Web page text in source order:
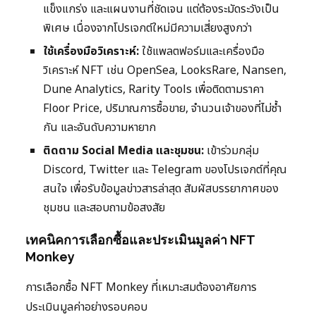
แข็งแกร่ง และแผนงานที่ชัดเจน แต่ต้องระมัดระวังเป็น
พิเศษ เนื่องจากโปรเจกต์ใหม่มีความเสี่ยงสูงกว่า
ใช้เครื่องมือวิเคราะห์:ใช้แพลตฟอร์มและเครื่องมือ
วิเคราะห์ NFT เช่น OpenSea, LooksRare, Nansen,
Dune Analytics, Rarity Tools เพื่อติดตามราคา
Floor Price, ปริมาณการซื้อขาย, จำนวนเจ้าของที่ไม่ซ้ำ
กัน และอันดับความหายาก
ติดตาม Social Media และชุมชน: เข้าร่วมกลุ่ม
Discord, Twitter และ Telegram ของโปรเจกต์ที่คุณ
สนใจ เพื่อรับข้อมูลข่าวสารล่าสุด สัมผัสบรรยากาศของ
ชุมชน และสอบถามข้อสงสัย
เทคนิคการเลือกซื้อและประเมินมูลค่า NFT
Monkey
การเลือกซื้อ NFT Monkey ที่เหมาะสมต้องอาศัยการ
ประเมินมูลค่าอย่างรอบคอบ